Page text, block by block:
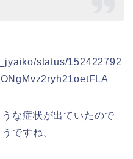
status/152422792
な症状が出ていたので
ですね。